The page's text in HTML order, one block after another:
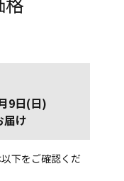
9日(日)
届け
下をご確認くだ